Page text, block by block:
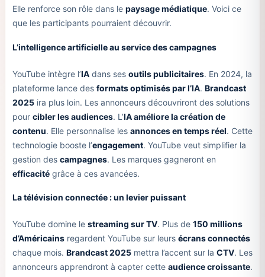
Elle renforce son rôle dans le paysage médiatique. Voici ce
que les participants pourraient découvrir.
L’intelligence artificielle au service des campagnes
YouTube intègre l’IAdans ses outils publicitaires. En 2024, la
plateforme lance des formats optimisés par l’IA. Brandcast
2025ira plus loin. Les annonceurs découvriront des solutions
pour cibler les audiences. L’IA améliore la création de
contenu. Elle personnalise les annonces en temps réel. Cette
technologie booste l’engagement. YouTube veut simplifier la
gestion des campagnes. Les marques gagneront en
efficacitégrâce à ces avancées.
La télévision connectée : un levier puissant
YouTube domine le streaming sur TV. Plus de 150 millions
d’Américainsregardent YouTube sur leurs écrans connectés
chaque mois. Brandcast 2025mettra l’accent sur la CTV. Les
annonceurs apprendront à capter cette audience croissante.